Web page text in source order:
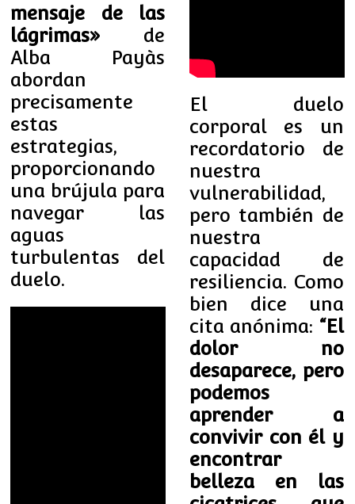
mensaje de las
lágrimas» de
Alba Payàs
abordan
precisamente
estas
estrategias,
proporcionando
una brújula para
navegar las
aguas
turbulentas del
duelo.
El duelo
corporal es un
recordatorio de
nuestra
vulnerabilidad,
pero también de
nuestra
capacidad de
resiliencia. Como
bien dice una
cita anónima: “El
dolor no
desaparece, pero
podemos
aprender a
convivir con él y
encontrar
belleza en las